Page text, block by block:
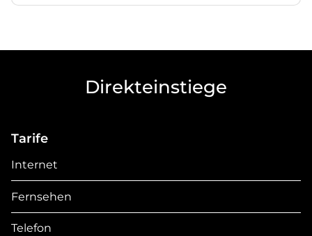
Direkteinstiege
Tarife
Internet
Fernsehen
Telefon